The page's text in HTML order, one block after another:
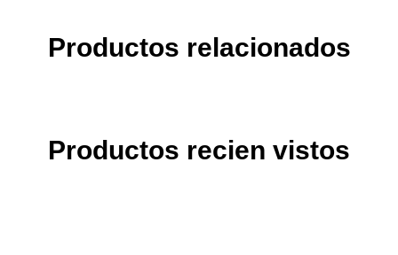
Productos relacionados
Productos recien vistos